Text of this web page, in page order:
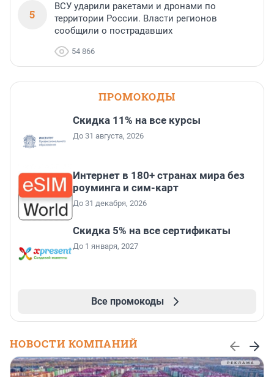
5
ВСУ ударили ракетами и дронами по
территории России. Власти регионов
сообщили о пострадавших
54 866
ПРОМОКОДЫ
Скидка 11% на все курсы
До 31 августа, 2026
Интернет в 180+ странах мира без
роуминга и сим-карт
До 31 декабря, 2026
Скидка 5% на все сертификаты
До 1 января, 2027
Все промокоды
НОВОСТИ КОМПАНИЙ